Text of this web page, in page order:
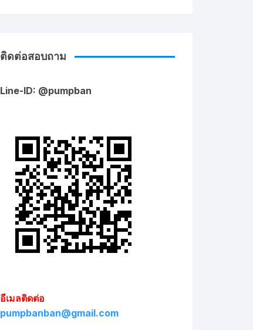
ติดต่อสอบถาม
Line-ID: @pumpban
อีเมลติดต่อ
pumpbanban@gmail.com